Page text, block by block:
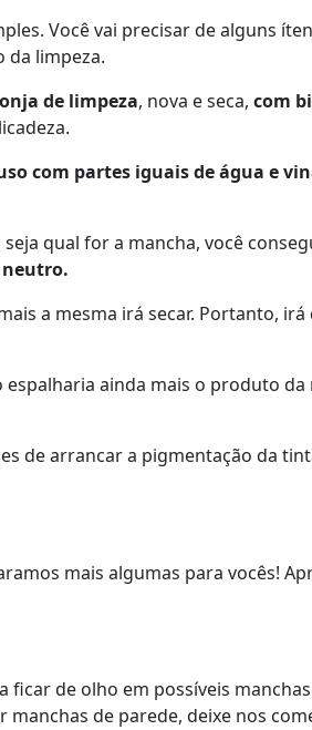
Você vai precisar de alguns
da limpeza.
de limpeza, nova e seca, com
com partes iguais de água e
seja qual for a mancha, você
a mesma irá secar. Portanto,
espalharia ainda mais o produto da
de arrancar a pigmentação da
mais algumas para vocês!
de olho em possíveis
manchas de parede, deixe nos